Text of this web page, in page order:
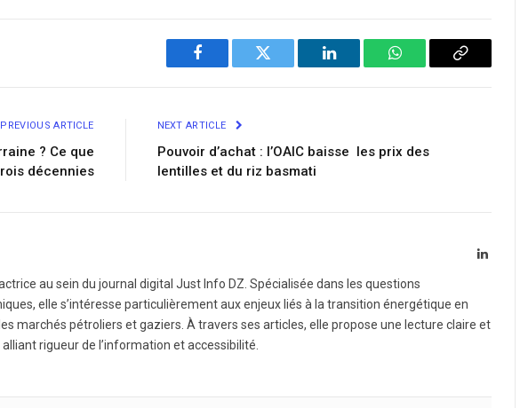
Facebook Twitter LinkedIn WhatsAppCopy
PREVIOUS ARTICLE
? Ce que
décennies
NEXT ARTICLE
Pouvoir d’achat : l’OAIC baisse les prix des
lentilles et du riz basmati
LinkedIn
au sein du journal digital Just Info DZ. Spécialisée dans les questions
elle s’intéresse particulièrement aux enjeux liés à la transition énergétique en
marchés pétroliers et gaziers. À travers ses articles, elle propose une lecture claire et
rigueur de l’information et accessibilité.